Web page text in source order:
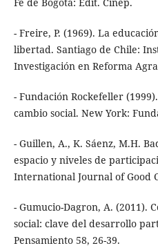
- Freire, P. (1969). La
libertad. Santiago de Chile:
Investigación en Reforma
- Fundación Rockefeller
cambio social. New York:
- Guillen, A., K. Sáenz, M.H.
espacio y niveles de
International Journal of Good
- Gumucio-Dagron, A. (2011).
social: clave del desarrollo
Pensamiento 58, 26-39.